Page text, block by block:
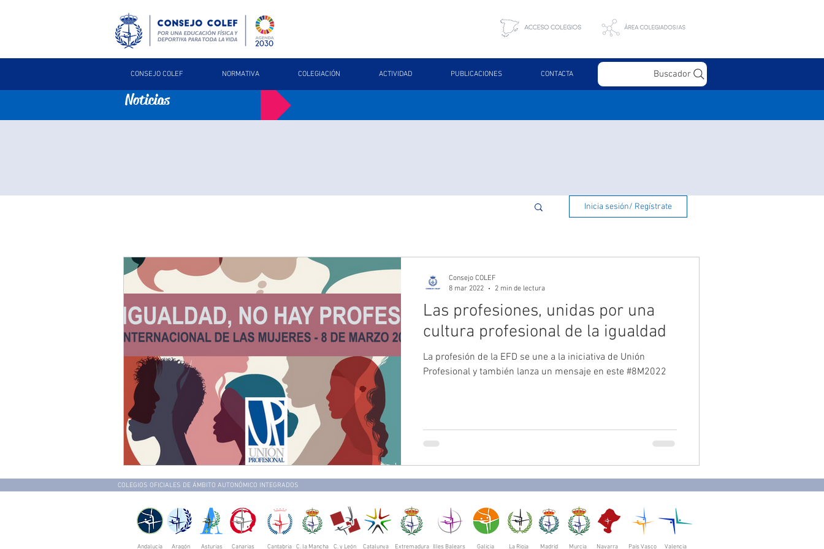
CONSEJO COLEF NORMATIVA COLEGIACIÓN ACTIVIDAD PUBLICACIONES CONTACTA Buscador
Noticias
Inicia sesión/ Regístrate
Las profesiones, unidas por una
cultura profesional de la igualdad
La profesión de la EFD se une a la iniciativa de Unión
Profesional y también lanza un mensaje en este #8M2022
Consejo COLEF
8 mar 2022
2 min de lectura
COLEGIOS OFICIALES DE ÁMBITO AUTONÓMICO INTEGRADOS
Andalucía Aragón Asturias Canarias Cantabria C. la Mancha C. y León Catalunya Extremadura Illes Balears Galicia La Rioja Madrid Murcia Navarra País Vasco Valencia